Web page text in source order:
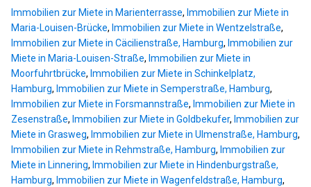
Immobilien zur Miete in Marienterrasse, Immobilien zur Miete in
Maria-Louisen-Brücke, Immobilien zur Miete in Wentzelstraße,
Immobilien zur Miete in Cäcilienstraße, Hamburg, Immobilien zur
Miete in Maria-Louisen-Straße, Immobilien zur Miete in
Moorfuhrtbrücke, Immobilien zur Miete in Schinkelplatz,
Hamburg, Immobilien zur Miete in Semperstraße, Hamburg,
Immobilien zur Miete in Forsmannstraße, Immobilien zur Miete in
Zesenstraße, Immobilien zur Miete in Goldbekufer, Immobilien zur
Miete in Grasweg, Immobilien zur Miete in Ulmenstraße, Hamburg,
Immobilien zur Miete in Rehmstraße, Hamburg, Immobilien zur
Miete in Linnering, Immobilien zur Miete in Hindenburgstraße,
Hamburg, Immobilien zur Miete in Wagenfeldstraße, Hamburg,